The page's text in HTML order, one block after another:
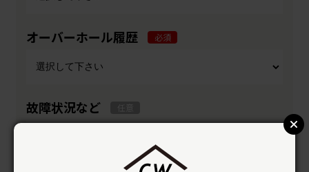
オーバーホール履歴 必須
故障状況など